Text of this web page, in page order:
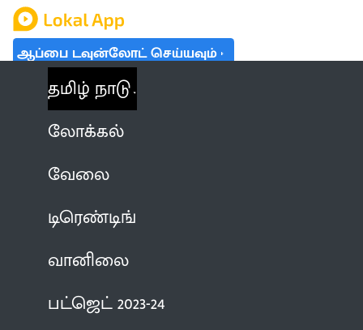
ஆப்பை டவுன்லோட் செய்யவும்
தமிழ் நாடு
லோக்கல்
வேலை
டிரெண்டிங்
வானிலை
பட்ஜெட் 2023-24